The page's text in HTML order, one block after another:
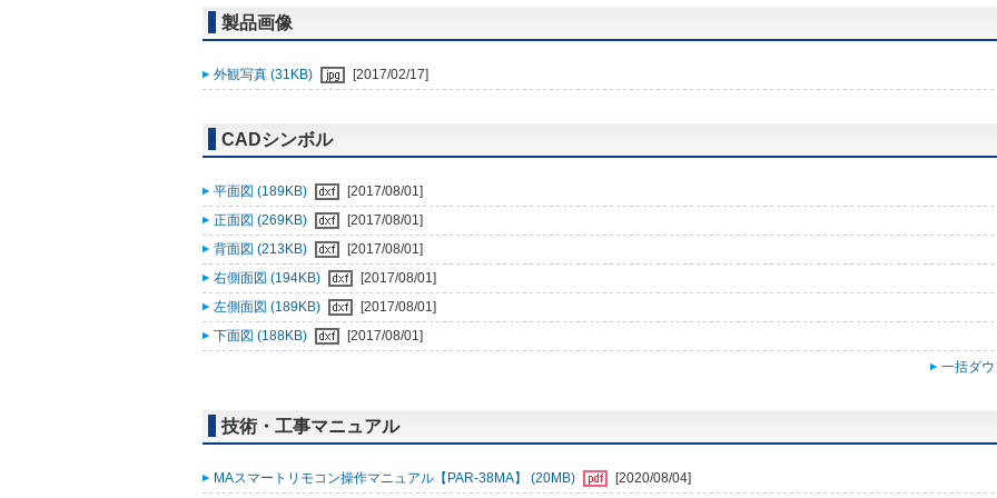
製品画像
外観写真 (31KB) [2017/02/17]
CADシンボル
平面図 (189KB)
[2017/08/01]
正面図 (269KB)
[2017/08/01]
背面図 (213KB)
[2017/08/01]
右側面図 (194KB)
[2017/08/01]
左側面図 (189KB)
[2017/08/01]
下面図 (188KB)
[2017/08/01]
一括ダ
技術・工事マニュアル
MAスマートリモコン操作マニュアル【PAR-38MA】 (20MB) [2020/08/04]